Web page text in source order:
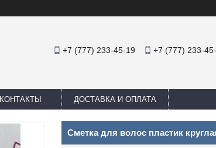
+7 (777) 233-45-19 +7 (777) 233-
КОНТАКТЫ ДОСТАВКА И ОПЛАТА
Сметка для волос пластик